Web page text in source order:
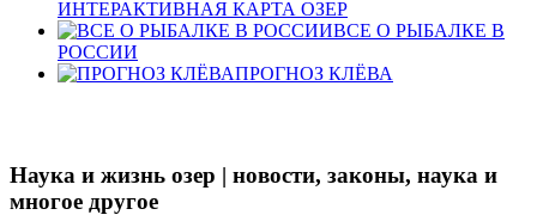
ИНТЕРАКТИВНАЯ КАРТА ОЗЕР
ВСЕ О РЫБАЛКЕ В
РОССИИ
ПРОГНОЗ КЛЁВА
Наука и жизнь озер | новости, законы, наука и
многое другое